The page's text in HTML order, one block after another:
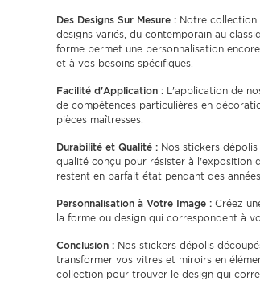
Des Designs Sur Mesure : Notre collection
designs variés, du contemporain au
forme permet une personnalisation
et à vos besoins spécifiques.
Facilité d'Application : L'application de
de compétences particulières en
pièces maîtresses.
Durabilité et Qualité : Nos stickers
qualité conçu pour résister à l'exposition
restent en parfait état pendant des
Personnalisation à Votre Image : Créez
la forme ou design qui correspondent à
Conclusion : Nos stickers dépolis
transformer vos vitres et miroirs en
collection pour trouver le design qui